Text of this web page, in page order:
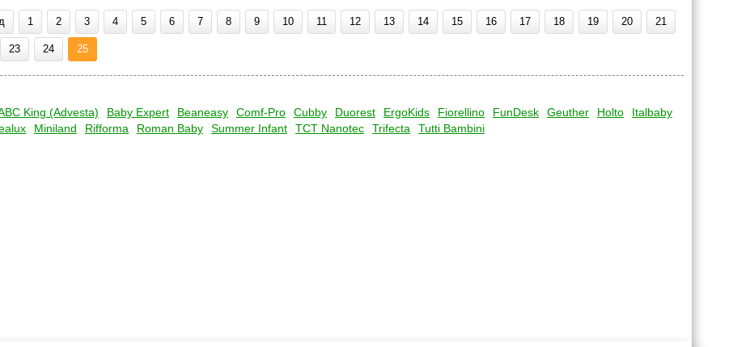
1 2 3 4 5 6 7 8 9 10 11 12 13 14 15 16 17 18 19 20 21
23 24 25
King (Advesta) Baby Expert Beaneasy Comf-Pro Cubby Duorest ErgoKids Fiorellino FunDesk Geuther Holto
Italbaby
Miniland Rifforma Roman Baby Summer Infant TCT Nanotec Trifecta Tutti Bambini